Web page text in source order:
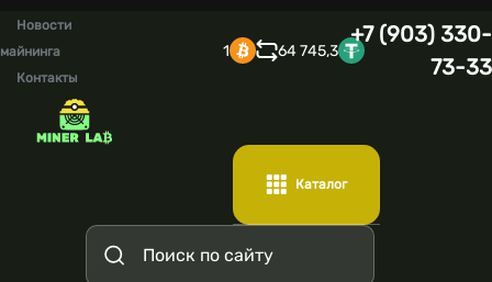
Новости
майнинга
Контакты
1 64 745,3
+7 (903) 330-
73-33
Каталог